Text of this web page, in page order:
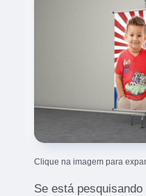
Clique na imagem para
Se está